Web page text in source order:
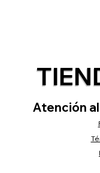
Atención